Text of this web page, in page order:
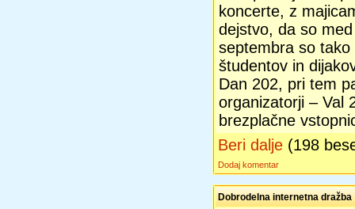
koncerte, z
dejstvo, da so
septembra so tako
študentov in
Dan 202, pri tem
organizatorji – Val
brezplačne
Beri dalje (198
Dodaj komentar
Dobrodelna internetna dražba